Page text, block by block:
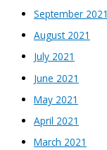
September 2021
August 2021
July 2021
June 2021
May 2021
April 2021
March 2021